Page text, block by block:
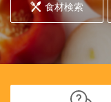
食材検索